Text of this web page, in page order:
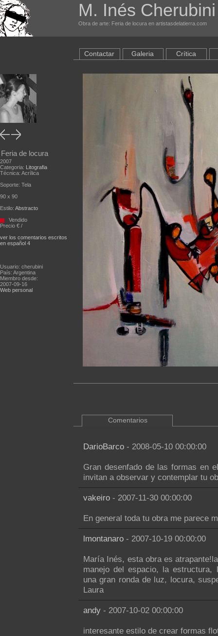
M. Inés Cherubini
Obra de arte: Feria de locura en artistasdelatierra.com
Feria de locura
2007
Categoria: Litografia
Técnica: Acrílica
Soporte: Tela
90 x 90
Estilo: Abstracto
Vendido
Precio € /
ver los comentarios escritos
en español 4
Usuario: cherubini
País: Argentina
Miembro desde:
2007-09-16
Web personal
Contactar Galeria Crítica
Comentarios
DarioBarco - 2008-05-10 00:00:00
Gran desenfado de las formas en
invitan a observar y contemplar tu
vakeiro - 2007-11-30 00:00:00
En general toda tu obra me parece
lmontanaro - 2007-10-19 00:00:00
María Inés, esta obra es
manejo del espacio, la estructura,
una gran ronda de luz, locura,
Laura
andy - 2007-10-02 00:00:00
interesante estilo de crear formas